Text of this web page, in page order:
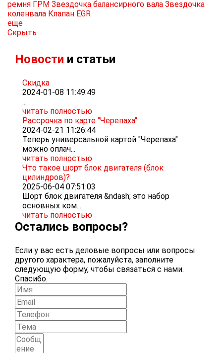
ремня ГРМ Звездочка балансирного вала Звездочка
коленвала Клапан EGR
еще
Скрыть
Новости и статьи
Скидка
2024-01-08 11:49:49
...
читать полностью
Рассрочка по карте "Черепаха"
2024-02-21 11:26:44
Теперь универсальной картой "Черепаха"
можно оплач...
читать полностью
Что такое шорт блок двигателя (блок
цилиндров)?
2025-06-04 07:51:03
Шорт блок двигателя &ndash; это набор
основных ком...
читать полностью
Остались вопросы?
Если у вас есть деловые вопросы или вопросы
другого характера, пожалуйста, заполните
следующую форму, чтобы связаться с нами.
Спасибо.